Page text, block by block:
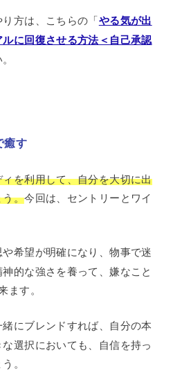
方は、こちらの「やる気が出
に回復させる方法＜自己承認
癒す
を利用して、自分を大切に出
う。今回は、セントリーとワイ
希望が明確になり、物事で迷
的な強さを養って、嫌なこと
ます。
緒にブレンドすれば、自分の本
選択においても、自信を持っ
。